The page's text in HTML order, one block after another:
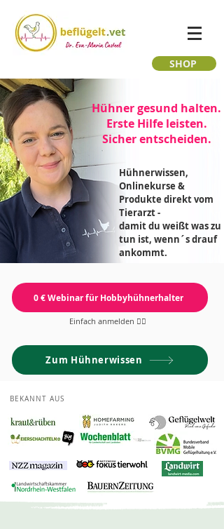
SHOP
Hühner gesund halten.
Erste Hilfe leisten.
Sicher entscheiden.
Hühnerwissen,
Onlinekurse &
Produkte direkt vom
Tierarzt -
damit du weißt was zu
tun ist, wenn´s drauf
ankommt.
0 € Webinar für Hobbyhühnerhalter
Einfach anmelden 👆🏼
Zum Hühnerwissen
BEKANNT AUS